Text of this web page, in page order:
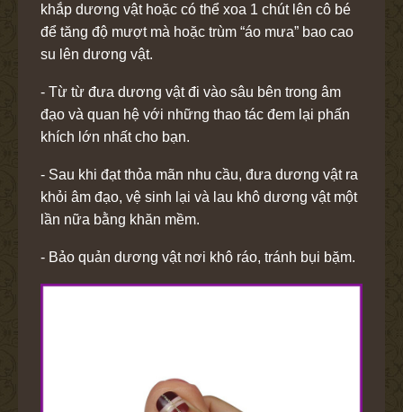
khắp dương vật hoặc có thể xoa 1 chút lên cô bé
để tăng độ mượt mà hoặc trùm “áo mưa” bao cao
su lên dương vật.
- Từ từ đưa dương vật đi vào sâu bên trong âm
đạo và quan hệ với những thao tác đem lại phấn
khích lớn nhất cho bạn.
- Sau khi đạt thỏa mãn nhu cầu, đưa dương vật ra
khỏi âm đạo, vệ sinh lại và lau khô dương vật một
lần nữa bằng khăn mềm.
- Bảo quản dương vật nơi khô ráo, tránh bụi bặm.